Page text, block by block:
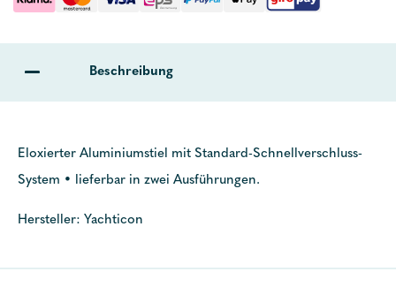
Beschreibung
Eloxierter Aluminiumstiel mit Standard-Schnellverschluss-
System • lieferbar in zwei Ausführungen.
Hersteller: Yachticon